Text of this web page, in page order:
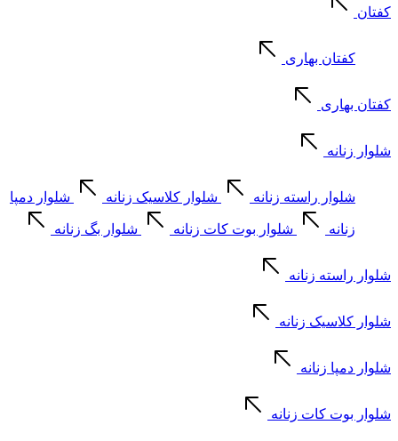
کفتان
کفتان بهاری
کفتان بهاری
شلوار زنانه
شلوار راسته زنانه شلوار کلاسیک زنانه شلوار دمپا
زنانه شلوار بوت کات زنانه شلوار بگ زنانه
شلوار راسته زنانه
شلوار کلاسیک زنانه
شلوار دمپا زنانه
شلوار بوت کات زنانه